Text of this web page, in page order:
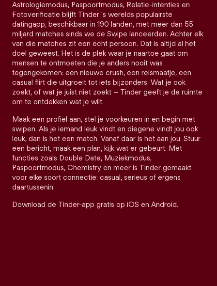
Astrologiemodus, Paspoortmodus, Relatie-intenties en
Fotoverificatie blijft Tinder 's werelds populairste
datingapp, beschikbaar in 190 landen, met meer dan 55
miljard matches sinds we de Swipe lanceerden. Achter elk
van die matches zit een echt persoon. Dat is altijd al het
doel geweest. Het is de plek waar je naartoe gaat om
mensen te ontmoeten die je anders nooit was
tegengekomen: een nieuwe crush, een reismaatje, een
casual flirt die uitgroeit tot iets bijzonders. Wat je ook
zoekt, of wat je juist niet zoekt – Tinder geeft je de ruimte
om te ontdekken wat je wilt.
Maak een profiel aan, stel je voorkeuren in en begin met
swipen. Als je iemand leuk vindt en diegene vindt jou ook
leuk, dan is het een match. Vanaf daar is het aan jou. Stuur
een bericht, maak een plan, kijk wat er gebeurt. Met
functies zoals Double Date, Muziekmodus,
Paspoortmodus, Chemistry en meer is Tinder gemaakt
voor elke soort connectie: casual, serieus of ergens
daartussenin.
Download de Tinder-app gratis op iOS en Android.